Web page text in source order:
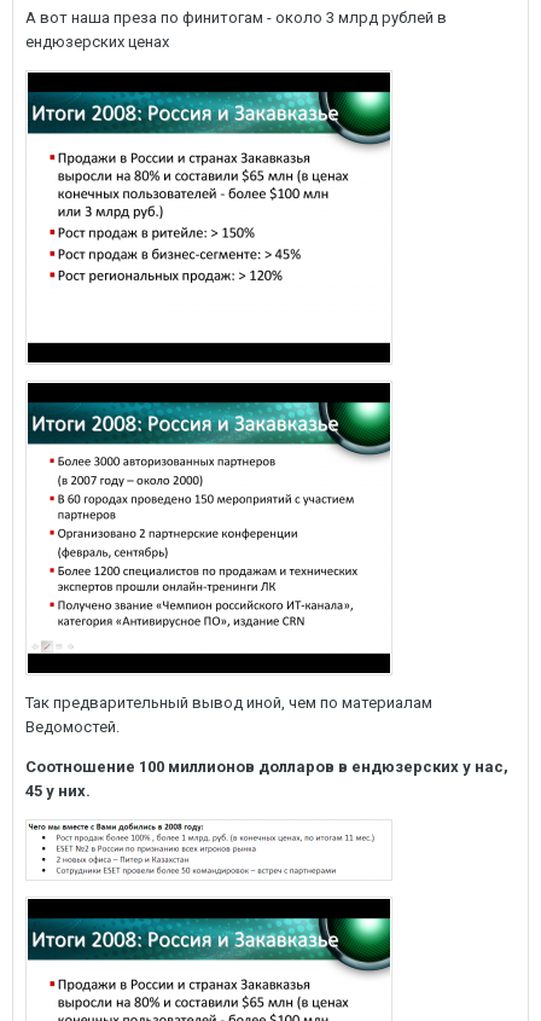
А вот наша преза по финитогам - около 3 млрд рублей в
ендюзерских ценах
Так предварительный вывод иной, чем по материалам
Ведомостей.
Соотношение 100 миллионов долларов в ендюзерских у нас,
45 у них.